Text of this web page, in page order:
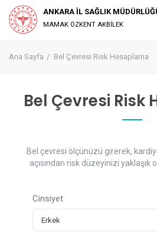
ANKARA İL SAĞLIK
MAMAK ÖZKENT AKBİLEK
Ana Sayfa Bel Çevresi Risk Hesaplama
Bel Çevresi Risk
Bel çevresi ölçünüzü girerek,
açısından risk düzeyinizi yaklaşık
Cinsiyet